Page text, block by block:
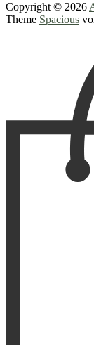
Copyright © 2026
Theme Spacious